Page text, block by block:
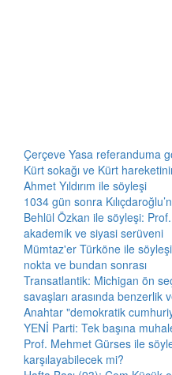
Çerçeve Yasa referanduma
Kürt sokağı ve Kürt
Ahmet Yıldırım ile söyleşi
1034 gün sonra
Behlül Özkan ile söyleşi:
akademik ve siyasi serüveni
Mümtaz'er Türköne ile
nokta ve bundan sonrası
Transatlantik: Michigan ön
savaşları arasında benzerlik
Anahtar "demokratik
YENİ Parti: Tek başına
Prof. Mehmet Gürses ile
karşılayabilecek mi?